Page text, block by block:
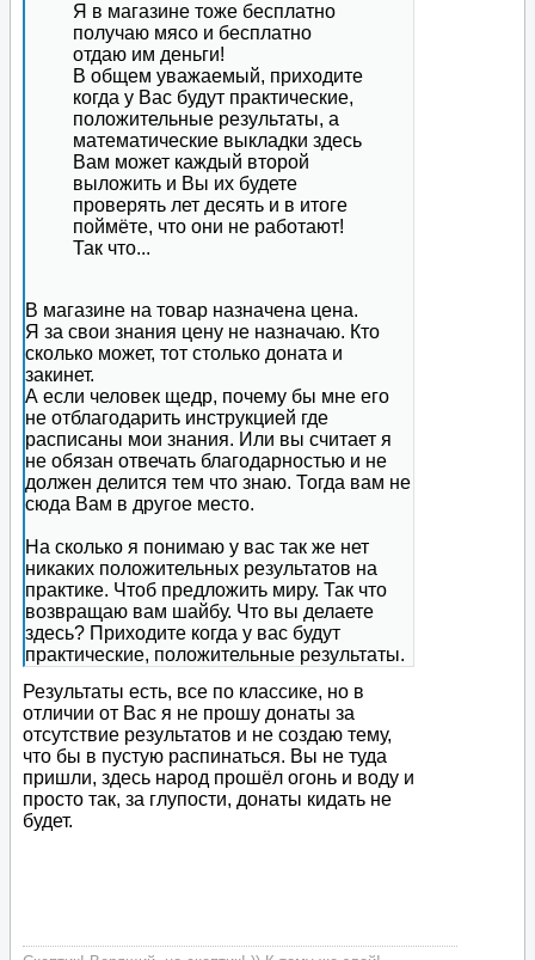
Я в магазине тоже бесплатно
получаю мясо и бесплатно
отдаю им деньги!
В общем уважаемый, приходите
когда у Вас будут практические,
положительные результаты, а
математические выкладки здесь
Вам может каждый второй
выложить и Вы их будете
проверять лет десять и в итоге
поймёте, что они не работают!
Так что...
В магазине на товар назначена цена.
Я за свои знания цену не назначаю. Кто
сколько может, тот столько доната и
закинет.
А если человек щедр, почему бы мне его
не отблагодарить инструкцией где
расписаны мои знания. Или вы считает я
не обязан отвечать благодарностью и не
должен делится тем что знаю. Тогда вам не
сюда Вам в другое место.
На сколько я понимаю у вас так же нет
никаких положительных результатов на
практике. Чтоб предложить миру. Так что
возвращаю вам шайбу. Что вы делаете
здесь? Приходите когда у вас будут
практические, положительные результаты.
Результаты есть, все по классике, но в
отличии от Вас я не прошу донаты за
отсутствие результатов и не создаю тему,
что бы в пустую распинаться. Вы не туда
пришли, здесь народ прошёл огонь и воду и
просто так, за глупости, донаты кидать не
будет.